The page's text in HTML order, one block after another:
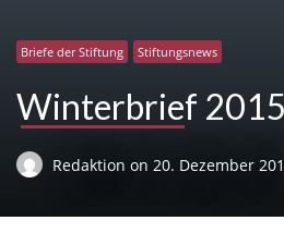
Briefe der Stiftung Stiftungsnews
Winterbrief
Redaktion on 20. Dezember